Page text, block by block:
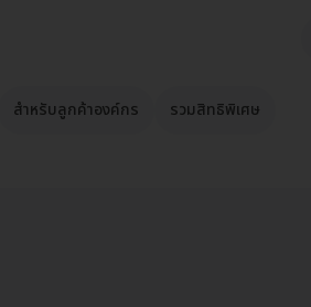
สำหรับลูกค้าองค์กร รวมสิทธิพิเศษ